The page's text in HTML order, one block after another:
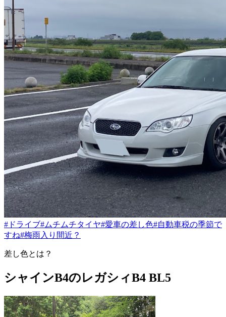
#ドライブ#ムチムチタイヤ#愛車の差し色#自動車税の季節で
すね#梅雨入り間近？
差し色とは？
シャインB4のレガシィB4 BL5